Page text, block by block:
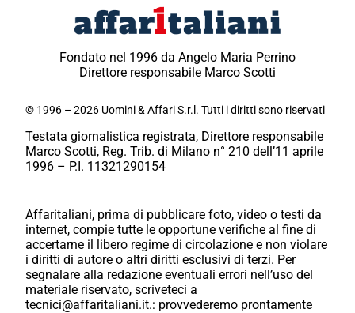
Fondato nel 1996 da Angelo Maria Perrino
Direttore responsabile Marco Scotti
© 1996 – 2026 Uomini & Affari S.r.l. Tutti i diritti sono riservati
Testata giornalistica registrata, Direttore responsabile
Marco Scotti, Reg. Trib. di Milano n° 210 dell’11 aprile
1996 – P.I. 11321290154
Affaritaliani, prima di pubblicare foto, video o testi da
internet, compie tutte le opportune verifiche al fine di
accertarne il libero regime di circolazione e non violare
i diritti di autore o altri diritti esclusivi di terzi. Per
segnalare alla redazione eventuali errori nell’uso del
materiale riservato, scriveteci a
tecnici@affaritaliani.it.: provvederemo prontamente